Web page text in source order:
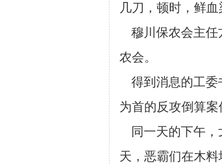
几刀，顿时，鲜
穆川保农会主任
农会。
得到消息的工委
为首的反攻倒算
同一天的下午，
天，恶霸们在木